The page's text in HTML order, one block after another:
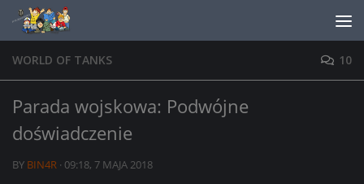
Skip to content
WORLD OF TANKS 10
Parada wojskowa: Podwójne
doświadczenie
BY BIN4R · 09:18, 7 MAJA 2018